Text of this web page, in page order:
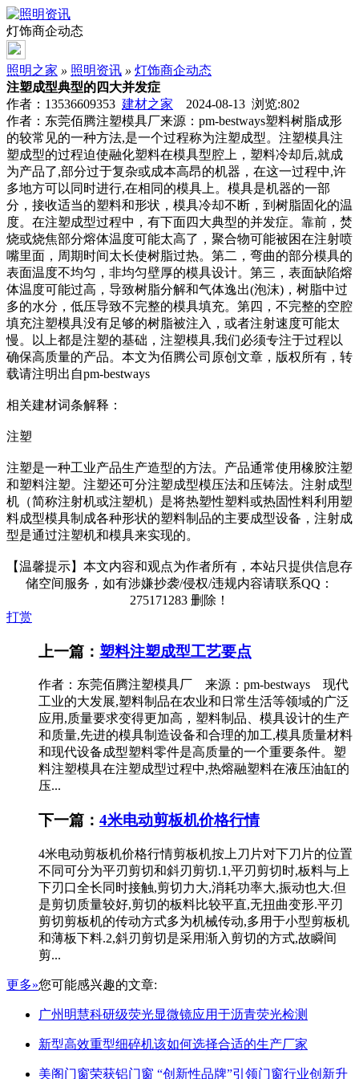
灯饰商企动态
照明之家 » 照明资讯 » 灯饰商企动态
注塑成型典型的四大并发症
作者：13536609353 建材之家 2024-08-13 浏览:802
作者：东莞佰腾注塑模具厂来源：pm-bestways塑料树脂成形
的较常见的一种方法,是一个过程称为注塑成型。注塑模具注
塑成型的过程迫使融化塑料在模具型腔上，塑料冷却后,就成
为产品了,部分过于复杂或成本高昂的机器，在这一过程中,许
多地方可以同时进行,在相同的模具上。模具是机器的一部
分，接收适当的塑料和形状，模具冷却不断，到树脂固化的温
度。在注塑成型过程中，有下面四大典型的并发症。靠前，焚
烧或烧焦部分熔体温度可能太高了，聚合物可能被困在注射喷
嘴里面，周期时间太长使树脂过热。第二，弯曲的部分模具的
表面温度不均匀，非均匀壁厚的模具设计。第三，表面缺陷熔
体温度可能过高，导致树脂分解和气体逸出(泡沫)，树脂中过
多的水分，低压导致不完整的模具填充。第四，不完整的空腔
填充注塑模具没有足够的树脂被注入，或者注射速度可能太
慢。以上都是注塑的基础，注塑模具,我们必须专注于过程以
确保高质量的产品。本文为佰腾公司原创文章，版权所有，转
载请注明出自pm-bestways
相关建材词条解释：
注塑
注塑是一种工业产品生产造型的方法。产品通常使用橡胶注塑
和塑料注塑。注塑还可分注塑成型模压法和压铸法。注射成型
机（简称注射机或注塑机）是将热塑性塑料或热固性料利用塑
料成型模具制成各种形状的塑料制品的主要成型设备，注射成
型是通过注塑机和模具来实现的。
【温馨提示】本文内容和观点为作者所有，本站只提供信息存
储空间服务，如有涉嫌抄袭/侵权/违规内容请联系QQ：
275171283 删除！
打赏
上一篇： 塑料注塑成型工艺要点
作者：东莞佰腾注塑模具厂 来源：pm-bestways 现代
工业的大发展,塑料制品在农业和日常生活等领域的广泛
应用,质量要求变得更加高，塑料制品、模具设计的生产
和质量,先进的模具制造设备和合理的加工,模具质量材料
和现代设备成型塑料零件是高质量的一个重要条件。塑
料注塑模具在注塑成型过程中,热熔融塑料在液压油缸的
压...
下一篇： 4米电动剪板机价格行情
4米电动剪板机价格行情剪板机按上刀片对下刀片的位置
不同可分为平刃剪切和斜刃剪切.1,平刃剪切时,板料与上
下刃口全长同时接触,剪切力大,消耗功率大,振动也大.但
是剪切质量较好,剪切的板料比较平直,无扭曲变形.平刃
剪切剪板机的传动方式多为机械传动,多用于小型剪板机
和薄板下料.2,斜刃剪切是采用渐入剪切的方式,故瞬间
剪...
更多»您可能感兴趣的文章:
广州明慧科研级荧光显微镜应用于沥青荧光检测
新型高效重型细碎机该如何选择合适的生产厂家
美阁门窗荣获铝门窗 “创新性品牌”引领门窗行业创新升